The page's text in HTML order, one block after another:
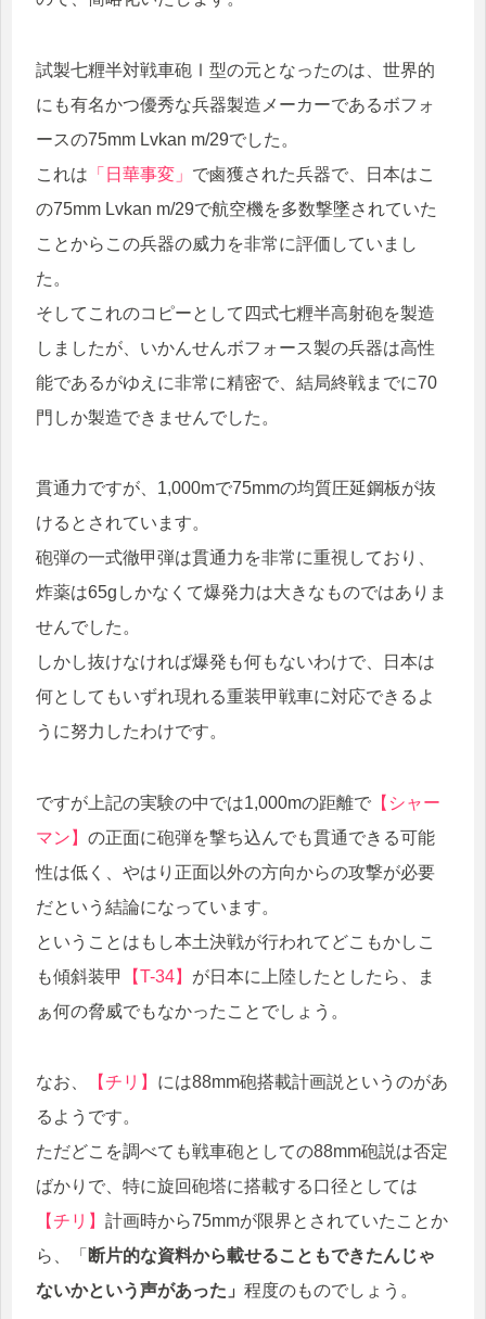
試製七糎半対戦車砲Ⅰ型の元となったのは、世界的
にも有名かつ優秀な兵器製造メーカーであるボフォ
ースの75mm Lvkan m/29でした。
これは 「日華事変」 で鹵獲された兵器で、日本はこ
の75mm Lvkan m/29で航空機を多数撃墜されていた
ことからこの兵器の威力を非常に評価していまし
た。
そしてこれのコピーとして四式七糎半高射砲を製造
しましたが、いかんせんボフォース製の兵器は高性
能であるがゆえに非常に精密で、結局終戦までに70
門しか製造できませんでした。
貫通力ですが、1,000mで75mmの均質圧延鋼板が抜
けるとされています。
砲弾の一式徹甲弾は貫通力を非常に重視しており、
炸薬は65gしかなくて爆発力は大きなものではありま
せんでした。
しかし抜けなければ爆発も何もないわけで、日本は
何としてもいずれ現れる重装甲戦車に対応できるよ
うに努力したわけです。
ですが上記の実験の中では1,000mの距離で 【シャー
マン】 の正面に砲弾を撃ち込んでも貫通できる可能
性は低く、やはり正面以外の方向からの攻撃が必要
だという結論になっています。
ということはもし本土決戦が行われてどこもかしこ
も傾斜装甲
【T-34】 が日本に上陸したとしたら、ま
ぁ何の脅威でもなかったことでしょう。
なお、 【チリ】 には88mm砲搭載計画説というのがあ
るようです。
ただどこを調べても戦車砲としての88mm砲説は否定
ばかりで、特に旋回砲塔に搭載する口径としては
【チリ】 計画時から75mmが限界とされていたことか
ら、「 断片的な資料から載せることもできたんじゃ
ないかという声があった」 程度のものでしょう。